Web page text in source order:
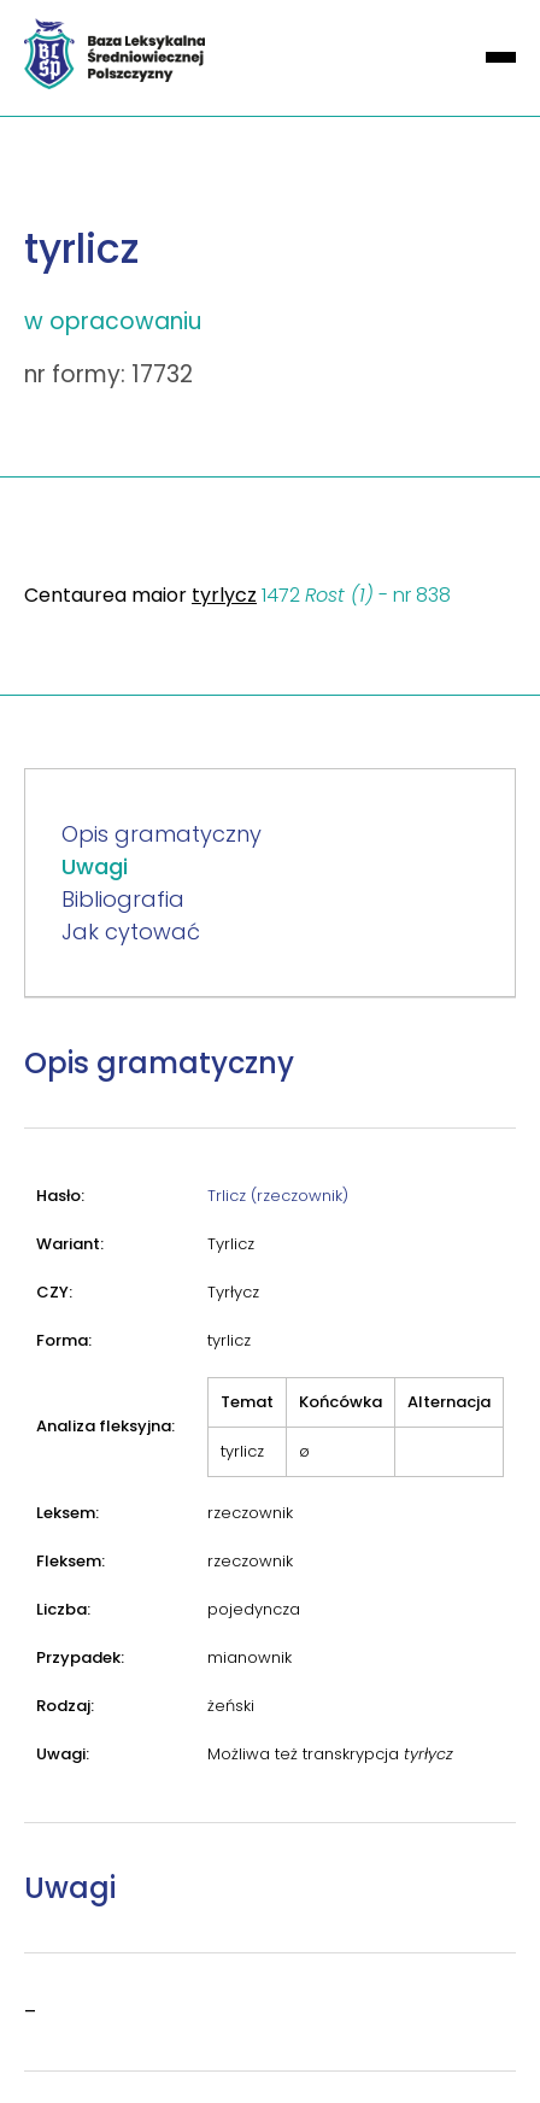
tyrlicz
w opracowaniu
nr formy: 17732
Centaurea maior tyrlycz 1472Rost (1) - nr 838
Opis gramatyczny
Uwagi
Bibliografia
Jak cytować
Opis gramatyczny
Hasło: Trlicz (rzeczownik)
Wariant: Tyrlicz
CZY: Tyrłycz
Forma: tyrlicz
Analiza fleksyjna:
Temat Końcówka Alternacja
tyrlicz ø
Leksem: rzeczownik
Fleksem: rzeczownik
Liczba: pojedyncza
Przypadek: mianownik
Rodzaj: żeński
Uwagi: Możliwa też transkrypcja tyrłycz
Uwagi
–